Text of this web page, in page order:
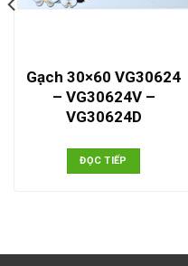
Gạch 30×60 VG30624
– VG30624V –
VG30624D
ĐỌC TIẾP